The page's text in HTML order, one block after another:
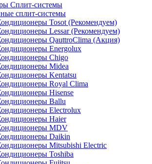
Сплит-системы
сплит-системы
Tosot (Рекомендуем)
Lessar (Рекомендуем)
QauttroClima (Акция)
Energolux
Chigo
Midea
Kentatsu
Royal Clima
Hisense
Ballu
Electrolux
Haier
MDV
Daikin
Mitsubishi Electric
Toshiba